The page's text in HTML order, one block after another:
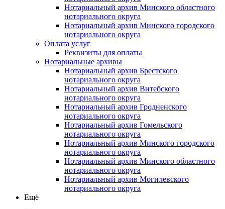
Нотариальный архив Минского областного
нотариального округа
Нотариальный архив Минского городского
нотариального округа
Оплата услуг
Реквизиты для оплаты
Нотариальные архивы
Нотариальный архив Брестского
нотариального округа
Нотариальный архив Витебского
нотариального округа
Нотариальный архив Гродненского
нотариального округа
Нотариальный архив Гомельского
нотариального округа
Нотариальный архив Минского городского
нотариального округа
Нотариальный архив Минского областного
нотариального округа
Нотариальный архив Могилевского
нотариального округа
Ещё